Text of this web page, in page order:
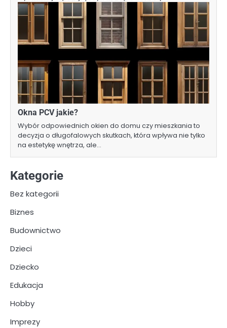
Okna PCV jakie?
Wybór odpowiednich okien do domu czy mieszkania to
decyzja o długofalowych skutkach, która wpływa nie tylko
na estetykę wnętrza, ale…
Kategorie
Bez kategorii
Biznes
Budownictwo
Dzieci
Dziecko
Edukacja
Hobby
Imprezy